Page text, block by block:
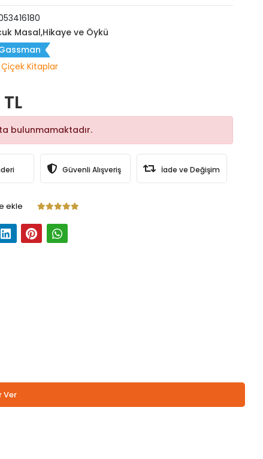
Masal,Hikaye ve Öykü
Çiçek Kitaplar
bulunmamaktadır.
Güvenli Alışveriş İade ve Değişim
ekle
Ver